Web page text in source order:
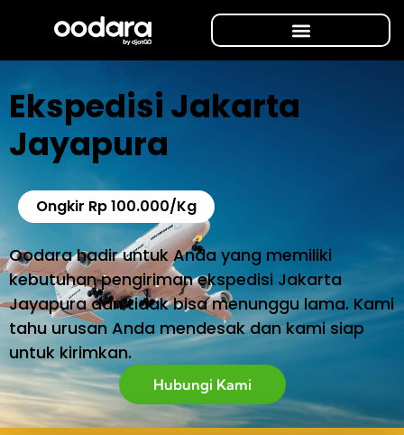
Ekspedisi Jakarta
Jayapura
Ongkir Rp 100.000/Kg
Oodara hadir untuk Anda yang memiliki
kebutuhan pengiriman ekspedisi Jakarta
Jayapura dan tidak bisa menunggu lama. Kami
tahu urusan Anda mendesak dan kami siap
untuk kirimkan.
Hubungi Kami